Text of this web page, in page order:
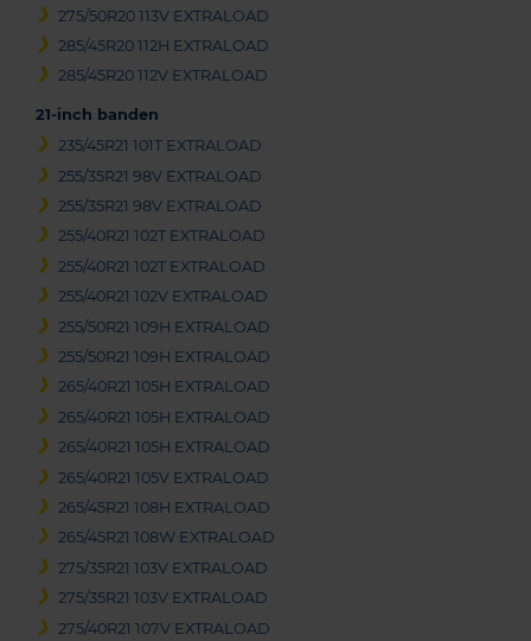
275/50R20 113V EXTRALOAD
285/45R20 112H EXTRALOAD
285/45R20 112V EXTRALOAD
21-inch banden
235/45R21 101T EXTRALOAD
255/35R21 98V EXTRALOAD
255/35R21 98V EXTRALOAD
255/40R21 102T EXTRALOAD
255/40R21 102T EXTRALOAD
255/40R21 102V EXTRALOAD
255/50R21 109H EXTRALOAD
255/50R21 109H EXTRALOAD
265/40R21 105H EXTRALOAD
265/40R21 105H EXTRALOAD
265/40R21 105H EXTRALOAD
265/40R21 105V EXTRALOAD
265/45R21 108H EXTRALOAD
265/45R21 108W EXTRALOAD
275/35R21 103V EXTRALOAD
275/35R21 103V EXTRALOAD
275/40R21 107V EXTRALOAD